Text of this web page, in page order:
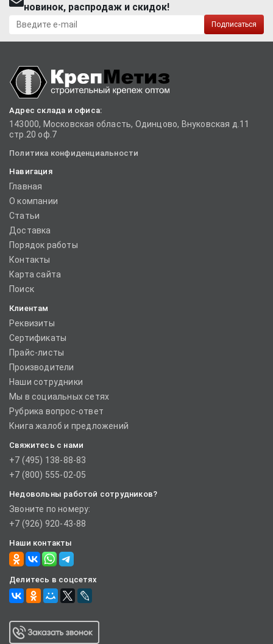
новинок, распродаж и скидок!
Подписаться
Адрес склада и офиса:
143000, Московская область, Одинцово, Внуковская д.11
стр.20 оф.7
Политика конфиденциальности
Навигация
Главная
О компании
Статьи
Доставка
Порядок работы
Контакты
Карта сайта
Поиск
Клиентам
Реквизиты
Сертификаты
Прайс-листы
Производители
Наши сотрудники
Мы в социальных сетях
Рубрика вопрос-ответ
Книга жалоб и предложений
Свяжитесь с нами
+7 (495) 138-88-83
+7 (800) 555-02-05
Недовольны работой сотрудников?
Звоните по номеру:
+7 (926) 920-43-88
Наши контакты
Делитесь в соцсетях